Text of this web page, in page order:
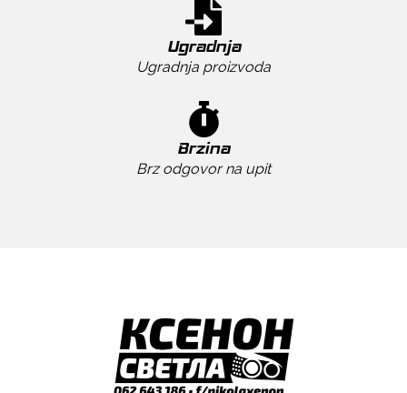
Ugradnja
Ugradnja proizvoda
Brzina
Brz odgovor na upit